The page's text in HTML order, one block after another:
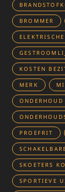
BROMMER
KOSTEN
MERK
ONDERHOUD
PROEFRIT
SKOETERS
SPORTIEVE